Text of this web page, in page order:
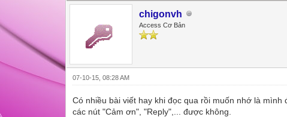
chigonvh
Access Cơ Bản
07-10-15, 08:28 AM
Có nhiều bài viết hay khi đọc qua rồi muốn nhớ là
các nút "Cảm ơn", "Reply",... được không.